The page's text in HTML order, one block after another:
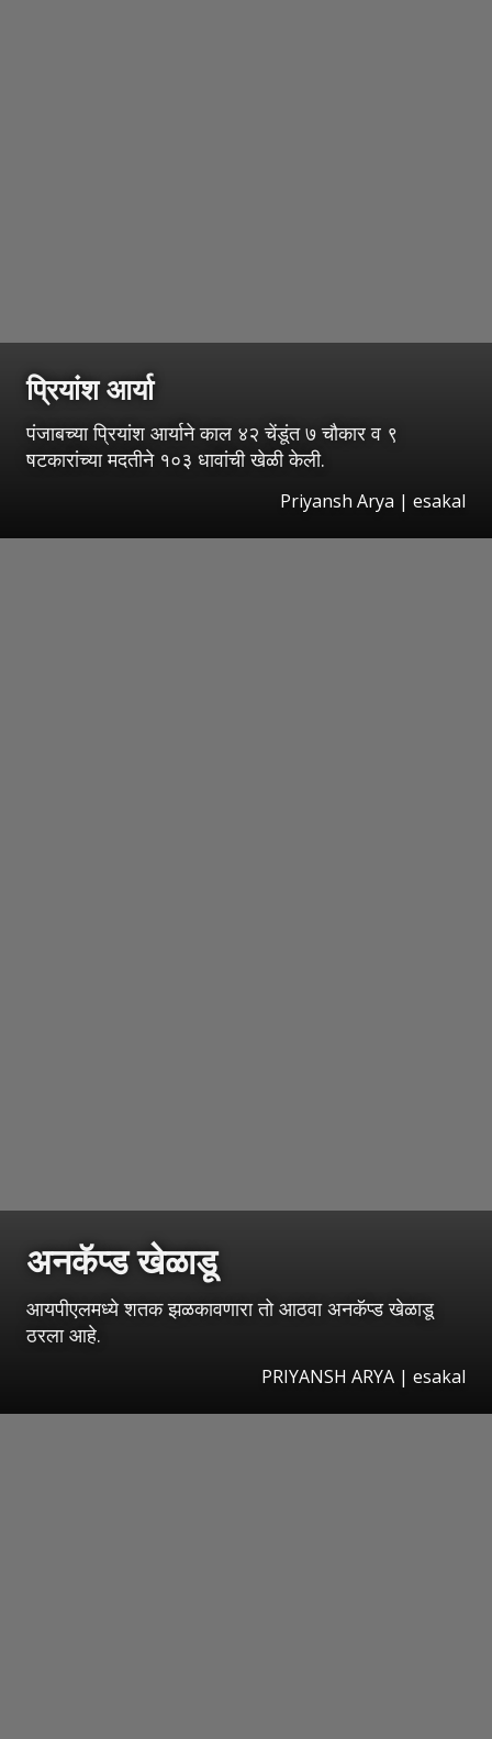
प्रियांश आर्या
पंजाबच्या प्रियांश आर्याने काल ४२ चेंडूंत ७ चौकार व ९
षटकारांच्या मदतीने १०३ धावांची खेळी केली.
Priyansh Arya | esakal
अनकॅप्ड खेळाडू
आयपीएलमध्ये शतक झळकावणारा तो आठवा अनकॅप्ड खेळाडू
ठरला आहे.
PRIYANSH ARYA | esakal